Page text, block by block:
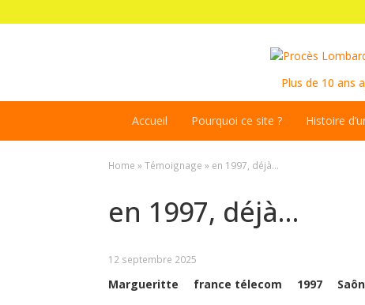
Plus de 10 ans
Accueil Pourquoi ce site ? Histoire
Home »Témoignage » en 1997, déjà…
en 1997, déjà…
12 septembre 2025
Margueritte france télecom 1997